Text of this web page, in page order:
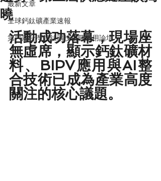
最新文章
全球鈣鈦礦產業速報
第六屆台灣鈣鈦礦技術暨應用論壇
曉
活動成功落幕，現場座
無虛席，顯示鈣鈦礦材
料、BIPV應用與AI整
合技術已成為產業高度
關注的核心議題。